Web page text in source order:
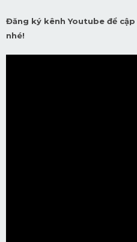
Đăng ký kênh Youtube để
nhé!